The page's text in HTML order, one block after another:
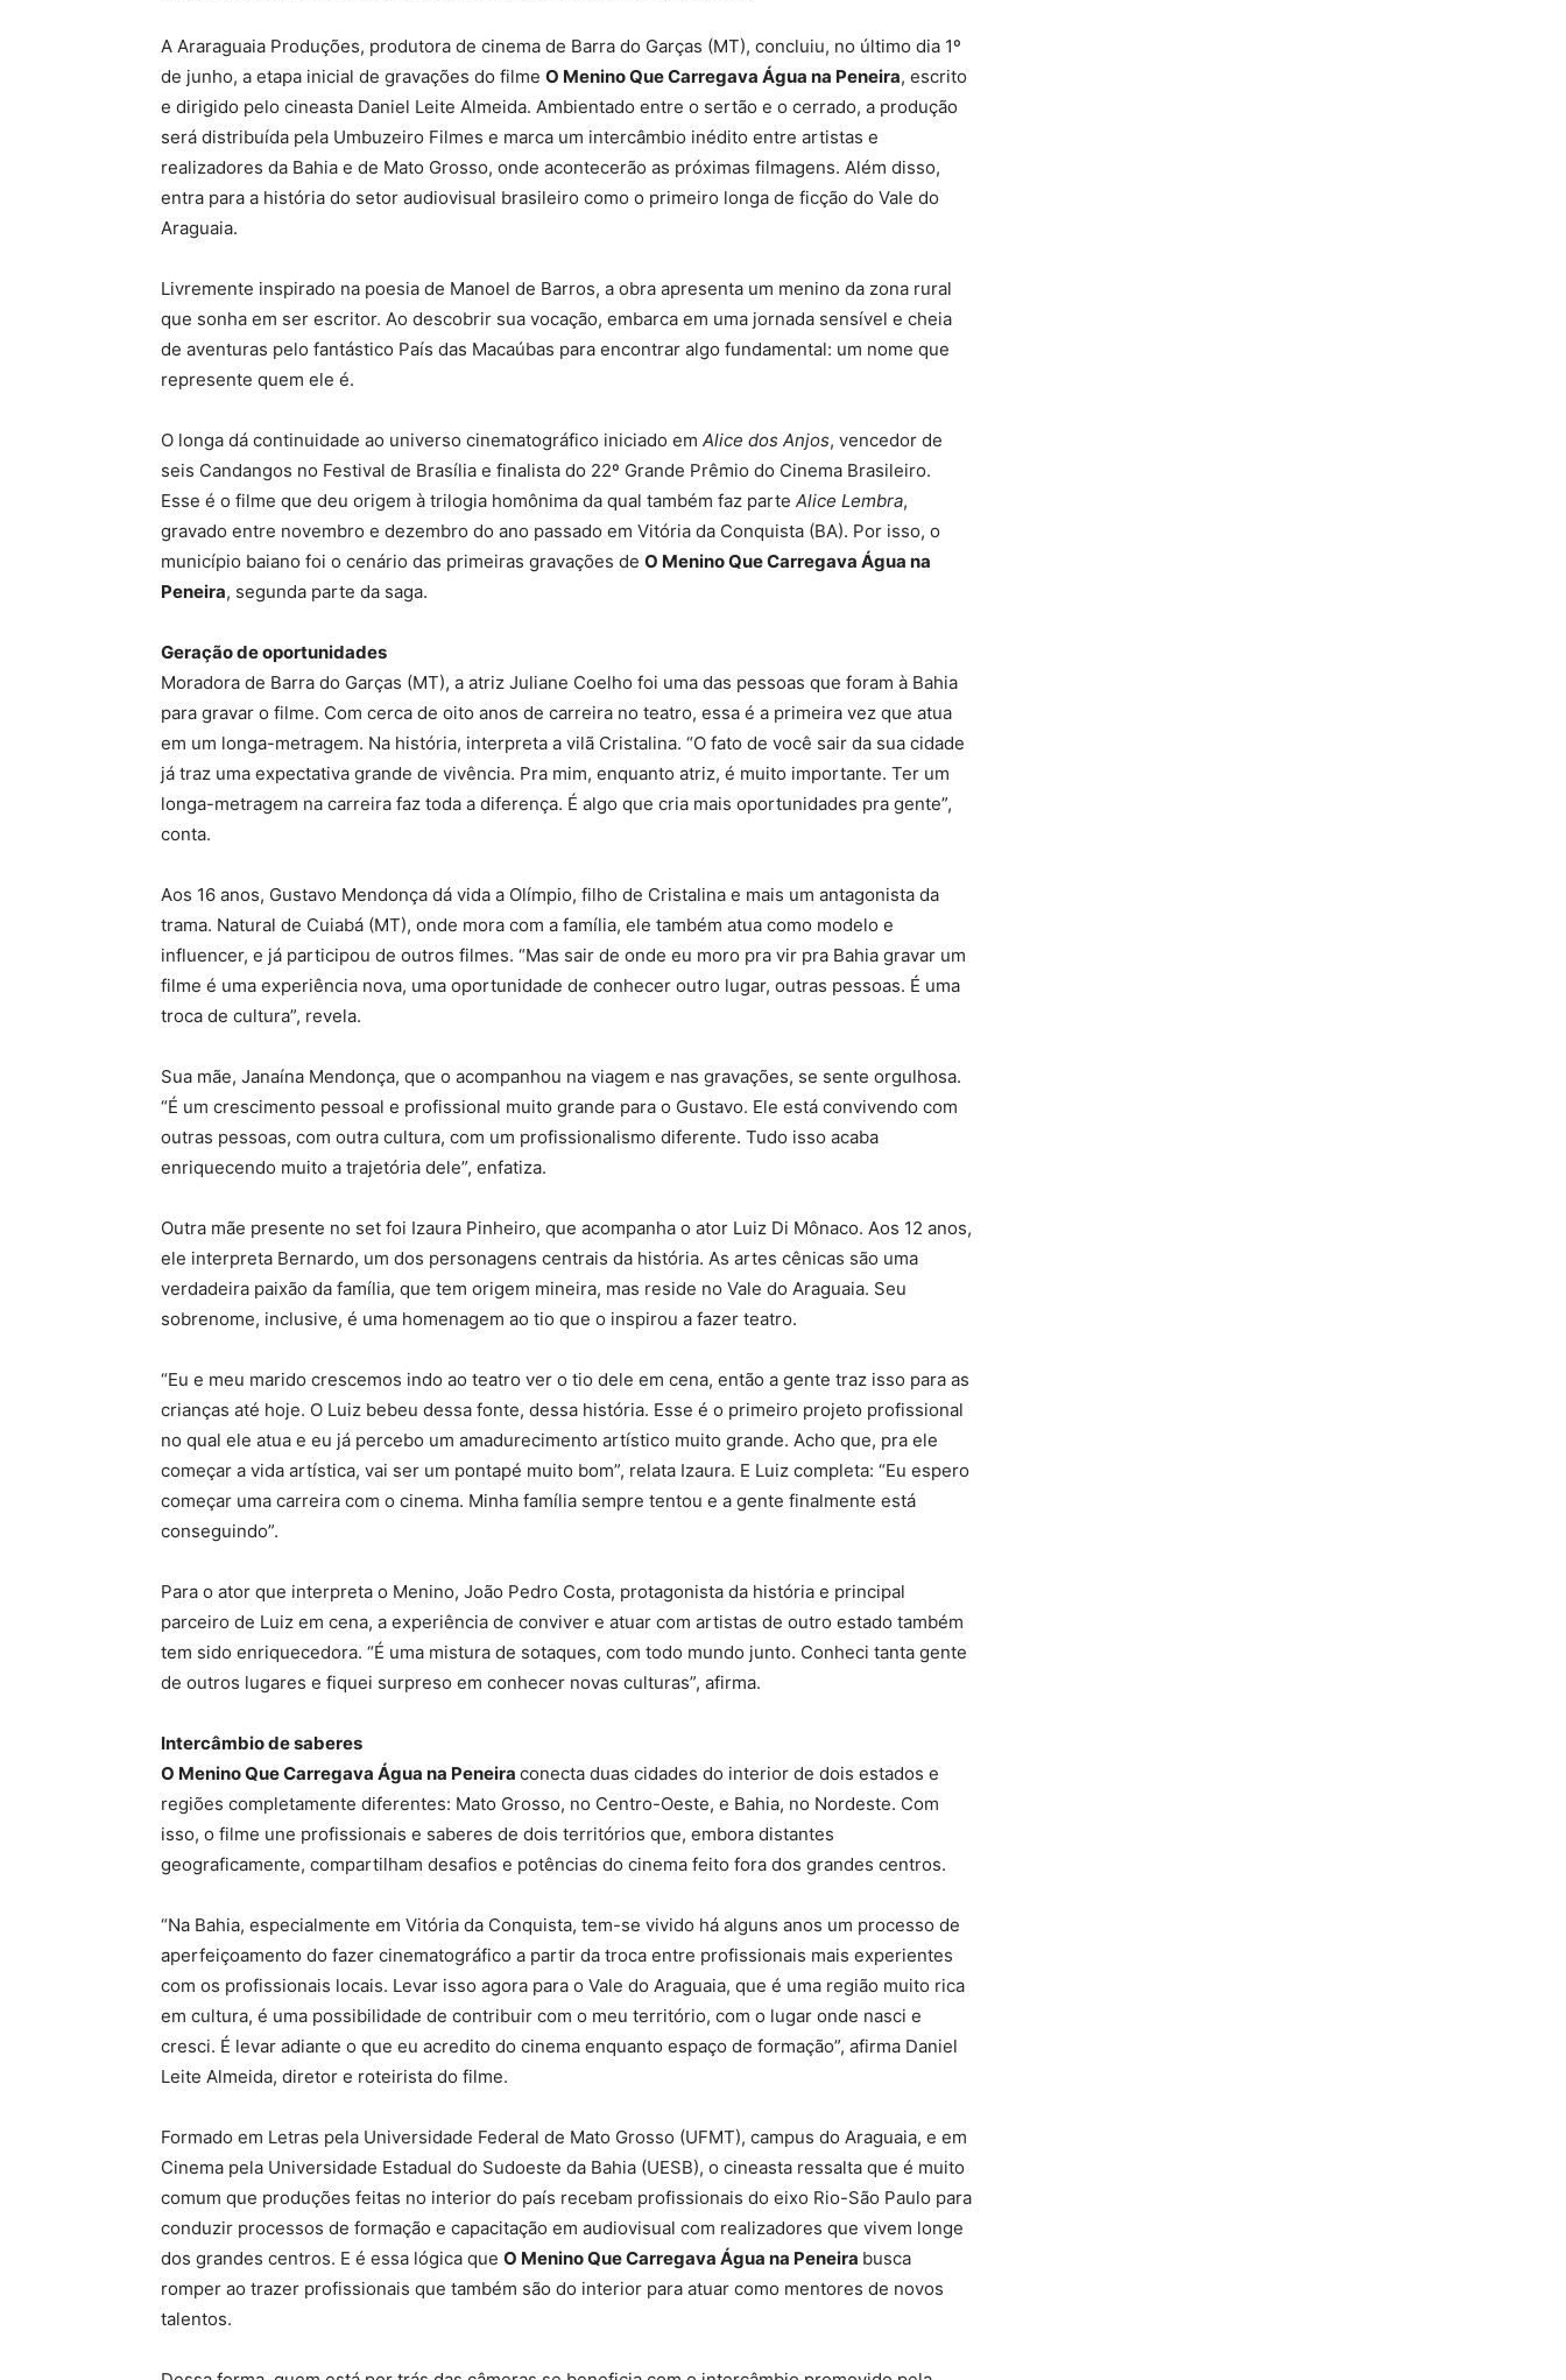
A Araraguaia Produções, produtora de cinema de Barra do Garças (MT), concluiu, no último dia 1º
de junho, a etapa inicial de gravações do filme O Menino Que Carregava Água na Peneira, escrito
e dirigido pelo cineasta Daniel Leite Almeida. Ambientado entre o sertão e o cerrado, a produção
será distribuída pela Umbuzeiro Filmes e marca um intercâmbio inédito entre artistas e
realizadores da Bahia e de Mato Grosso, onde acontecerão as próximas filmagens. Além disso,
entra para a história do setor audiovisual brasileiro como o primeiro longa de ficção do Vale do
Araguaia.
Livremente inspirado na poesia de Manoel de Barros, a obra apresenta um menino da zona rural
que sonha em ser escritor. Ao descobrir sua vocação, embarca em uma jornada sensível e cheia
de aventuras pelo fantástico País das Macaúbas para encontrar algo fundamental: um nome que
represente quem ele é.
O longa dá continuidade ao universo cinematográfico iniciado em Alice dos Anjos, vencedor de
seis Candangos no Festival de Brasília e finalista do 22º Grande Prêmio do Cinema Brasileiro.
Esse é o filme que deu origem à trilogia homônima da qual também faz parte Alice Lembra,
gravado entre novembro e dezembro do ano passado em Vitória da Conquista (BA). Por isso, o
município baiano foi o cenário das primeiras gravações de O Menino Que Carregava Água na
Peneira, segunda parte da saga.
Geração de oportunidades
Moradora de Barra do Garças (MT), a atriz Juliane Coelho foi uma das pessoas que foram à Bahia
para gravar o filme. Com cerca de oito anos de carreira no teatro, essa é a primeira vez que atua
em um longa-metragem. Na história, interpreta a vilã Cristalina. “O fato de você sair da sua cidade
já traz uma expectativa grande de vivência. Pra mim, enquanto atriz, é muito importante. Ter um
longa-metragem na carreira faz toda a diferença. É algo que cria mais oportunidades pra gente”,
conta.
Aos 16 anos, Gustavo Mendonça dá vida a Olímpio, filho de Cristalina e mais um antagonista da
trama. Natural de Cuiabá (MT), onde mora com a família, ele também atua como modelo e
influencer, e já participou de outros filmes. “Mas sair de onde eu moro pra vir pra Bahia gravar um
filme é uma experiência nova, uma oportunidade de conhecer outro lugar, outras pessoas. É uma
troca de cultura”, revela.
Sua mãe, Janaína Mendonça, que o acompanhou na viagem e nas gravações, se sente orgulhosa.
“É um crescimento pessoal e profissional muito grande para o Gustavo. Ele está convivendo com
outras pessoas, com outra cultura, com um profissionalismo diferente. Tudo isso acaba
enriquecendo muito a trajetória dele”, enfatiza.
Outra mãe presente no set foi Izaura Pinheiro, que acompanha o ator Luiz Di Mônaco. Aos 12 anos,
ele interpreta Bernardo, um dos personagens centrais da história. As artes cênicas são uma
verdadeira paixão da família, que tem origem mineira, mas reside no Vale do Araguaia. Seu
sobrenome, inclusive, é uma homenagem ao tio que o inspirou a fazer teatro.
“Eu e meu marido crescemos indo ao teatro ver o tio dele em cena, então a gente traz isso para as
crianças até hoje. O Luiz bebeu dessa fonte, dessa história. Esse é o primeiro projeto profissional
no qual ele atua e eu já percebo um amadurecimento artístico muito grande. Acho que, pra ele
começar a vida artística, vai ser um pontapé muito bom”, relata Izaura. E Luiz completa: “Eu espero
começar uma carreira com o cinema. Minha família sempre tentou e a gente finalmente está
conseguindo”.
Para o ator que interpreta o Menino, João Pedro Costa, protagonista da história e principal
parceiro de Luiz em cena, a experiência de conviver e atuar com artistas de outro estado também
tem sido enriquecedora. “É uma mistura de sotaques, com todo mundo junto. Conheci tanta gente
de outros lugares e fiquei surpreso em conhecer novas culturas”, afirma.
Intercâmbio de saberes
O Menino Que Carregava Água na Peneira conecta duas cidades do interior de dois estados e
regiões completamente diferentes: Mato Grosso, no Centro-Oeste, e Bahia, no Nordeste. Com
isso, o filme une profissionais e saberes de dois territórios que, embora distantes
geograficamente, compartilham desafios e potências do cinema feito fora dos grandes centros.
“Na Bahia, especialmente em Vitória da Conquista, tem-se vivido há alguns anos um processo de
aperfeiçoamento do fazer cinematográfico a partir da troca entre profissionais mais experientes
com os profissionais locais. Levar isso agora para o Vale do Araguaia, que é uma região muito rica
em cultura, é uma possibilidade de contribuir com o meu território, com o lugar onde nasci e
cresci. É levar adiante o que eu acredito do cinema enquanto espaço de formação”, afirma Daniel
Leite Almeida, diretor e roteirista do filme.
Formado em Letras pela Universidade Federal de Mato Grosso (UFMT), campus do Araguaia, e em
Cinema pela Universidade Estadual do Sudoeste da Bahia (UESB), o cineasta ressalta que é muito
comum que produções feitas no interior do país recebam profissionais do eixo Rio-São Paulo para
conduzir processos de formação e capacitação em audiovisual com realizadores que vivem longe
dos grandes centros. E é essa lógica que O Menino Que Carregava Água na Peneira busca
romper ao trazer profissionais que também são do interior para atuar como mentores de novos
talentos.